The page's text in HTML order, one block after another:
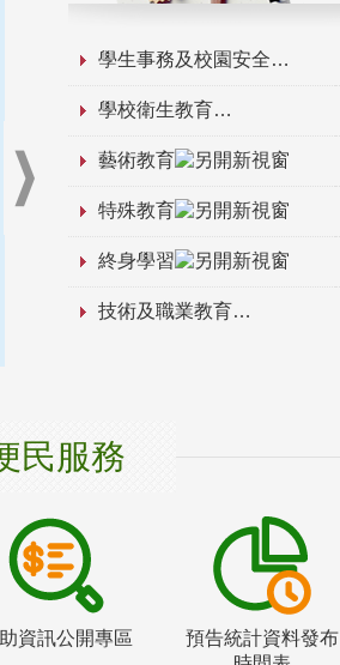
學生事務及校園安全
學校衛生教育
藝術教育
特殊教育
終身學習
技術及職業教育
民服務
資訊公開專區
預告統計資料發布